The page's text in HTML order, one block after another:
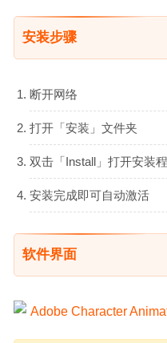
安装步骤
断开网络
打开「安装」文件夹
双击「Install」打开安装
安装完成即可自动激活
软件界面